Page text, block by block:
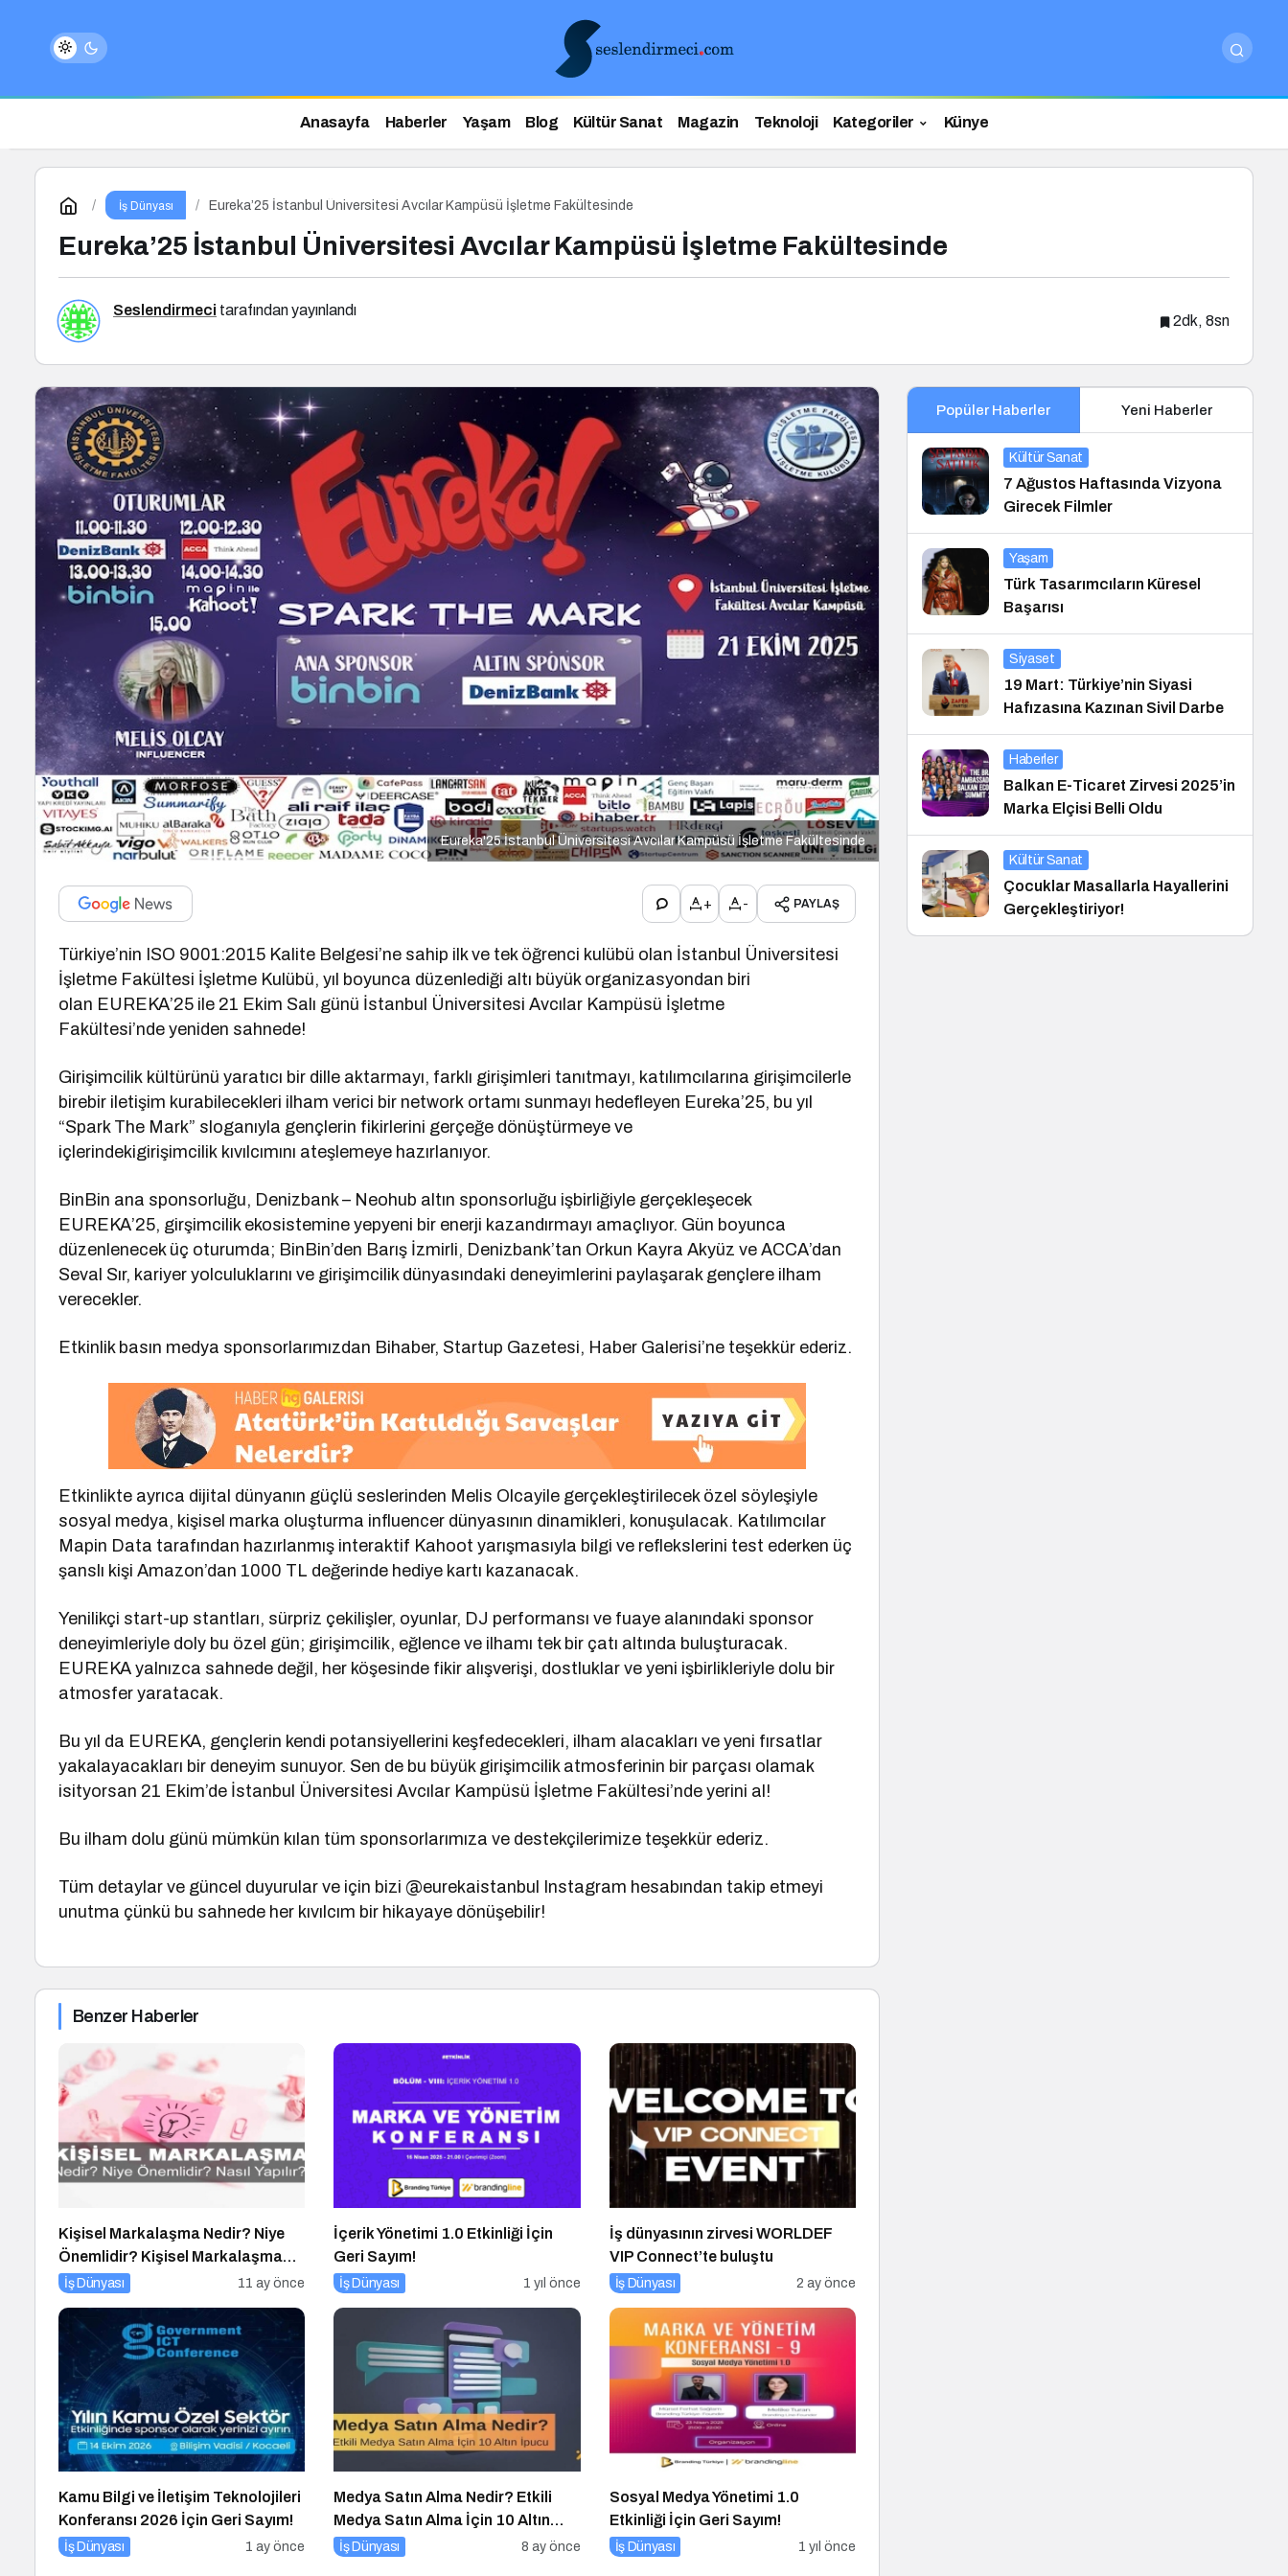
Anasayfa Haberler Yaşam Blog Kültür Sanat Magazin Teknoloji Kategoriler Künye
İş Dünyası Eureka’25 İstanbul Üniversitesi Avcılar Kampüsü İşletme Fakültesinde
Eureka’25 İstanbul Üniversitesi Avcılar Kampüsü İşletme Fakültesinde
Seslendirmeci tarafından yayınlandı
2dk, 8sn
Eureka'25 İstanbul Üniversitesi Avcılar Kampüsü İşletme Fakültesinde
+ - PAYLAŞ
Türkiye’nin ISO 9001:2015 Kalite Belgesi’ne sahip ilk ve tek öğrenci kulübü olan İstanbul Üniversitesi
İşletme Fakültesi İşletme Kulübü, yıl boyunca düzenlediği altı büyük organizasyondan biri
olan EUREKA’25 ile 21 Ekim Salı günü İstanbul Üniversitesi Avcılar Kampüsü İşletme
Fakültesi’nde yeniden sahnede!
Girişimcilik kültürünü yaratıcı bir dille aktarmayı, farklı girişimleri tanıtmayı, katılımcılarına girişimcilerle
birebir iletişim kurabilecekleri ilham verici bir network ortamı sunmayı hedefleyen Eureka’25, bu yıl
“Spark The Mark” sloganıyla gençlerin fikirlerini gerçeğe dönüştürmeye ve
içlerindekigirişimcilik kıvılcımını ateşlemeye hazırlanıyor.
BinBin ana sponsorluğu, Denizbank – Neohub altın sponsorluğu işbirliğiyle gerçekleşecek
EUREKA’25, girşimcilik ekosistemine yepyeni bir enerji kazandırmayı amaçlıyor. Gün boyunca
düzenlenecek üç oturumda; BinBin’den Barış İzmirli, Denizbank’tan Orkun Kayra Akyüz ve ACCA’dan
Seval Sır, kariyer yolculuklarını ve girişimcilik dünyasındaki deneyimlerini paylaşarak gençlere ilham
verecekler.
Etkinlik basın medya sponsorlarımızdan Bihaber, Startup Gazetesi, Haber Galerisi’ne teşekkür ederiz.
Etkinlikte ayrıca dijital dünyanın güçlü seslerinden Melis Olcayile gerçekleştirilecek özel söyleşiyle
sosyal medya, kişisel marka oluşturma influencer dünyasının dinamikleri, konuşulacak. Katılımcılar
Mapin Data tarafından hazırlanmış interaktif Kahoot yarışmasıyla bilgi ve reflekslerini test ederken üç
şanslı kişi Amazon’dan 1000 TL değerinde hediye kartı kazanacak.
Yenilikçi start-up stantları, sürpriz çekilişler, oyunlar, DJ performansı ve fuaye alanındaki sponsor
deneyimleriyle doly bu özel gün; girişimcilik, eğlence ve ilhamı tek bir çatı altında buluşturacak.
EUREKA yalnızca sahnede değil, her köşesinde fikir alışverişi, dostluklar ve yeni işbirlikleriyle dolu bir
atmosfer yaratacak.
Bu yıl da EUREKA, gençlerin kendi potansiyellerini keşfedecekleri, ilham alacakları ve yeni fırsatlar
yakalayacakları bir deneyim sunuyor. Sen de bu büyük girişimcilik atmosferinin bir parçası olamak
isityorsan 21 Ekim’de İstanbul Üniversitesi Avcılar Kampüsü İşletme Fakültesi’nde yerini al!
Bu ilham dolu günü mümkün kılan tüm sponsorlarımıza ve destekçilerimize teşekkür ederiz.
Tüm detaylar ve güncel duyurular ve için bizi @eurekaistanbul Instagram hesabından takip etmeyi
unutma çünkü bu sahnede her kıvılcım bir hikayaye dönüşebilir!
Benzer Haberler
Kişisel Markalaşma Nedir? Niye
Önemlidir? Kişisel Markalaşma
Nasıl Uygulanır?
İş Dünyası 11 ay önce
İçerik Yönetimi 1.0 Etkinliği İçin
Geri Sayım!
İş Dünyası 1 yıl önce
İş dünyasının zirvesi WORLDEF
VIP Connect’te buluştu
İş Dünyası 2 ay önce
Kamu Bilgi ve İletişim Teknolojileri
Konferansı 2026 İçin Geri Sayım!
İş Dünyası 1 ay önce
Medya Satın Alma Nedir? Etkili
Medya Satın Alma İçin 10 Altın
İpucu
İş Dünyası 8 ay önce
Sosyal Medya Yönetimi 1.0
Etkinliği İçin Geri Sayım!
İş Dünyası 1 yıl önce
Popüler Haberler Yeni Haberler
Kültür Sanat
7 Ağustos Haftasında Vizyona
Girecek Filmler
Yaşam
Türk Tasarımcıların Küresel
Başarısı
Siyaset
19 Mart: Türkiye’nin Siyasi
Hafızasına Kazınan Sivil Darbe
Haberler
Balkan E-Ticaret Zirvesi 2025’in
Marka Elçisi Belli Oldu
Kültür Sanat
Çocuklar Masallarla Hayallerini
Gerçekleştiriyor!